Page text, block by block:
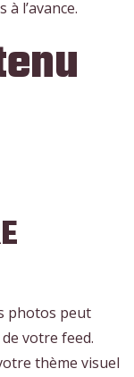
l’avance.
photos peut
votre feed.
thème visuel